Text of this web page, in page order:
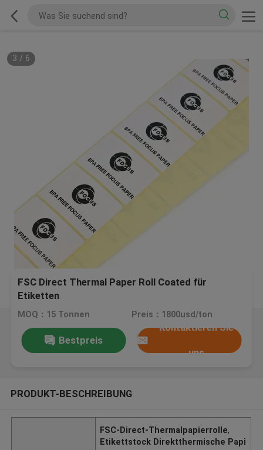
3 / 6
FSC Direct Thermal Paper Roll Coated für
Etiketten
MOQ：15 Tonnen Preis：1800usd/ton
Bestpreis
Kontaktieren Sie
uns
PRODUKT-BESCHREIBUNG
FSC-Direct-Thermalpapierrolle,
Etikettstock Direktthermische Papi